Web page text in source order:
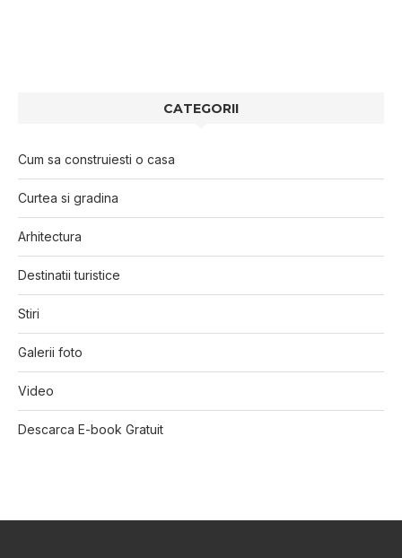
CATEGORII
Cum sa construiesti o casa
Curtea si gradina
Arhitectura
Destinatii turistice
Stiri
Galerii foto
Video
Descarca E-book Gratuit